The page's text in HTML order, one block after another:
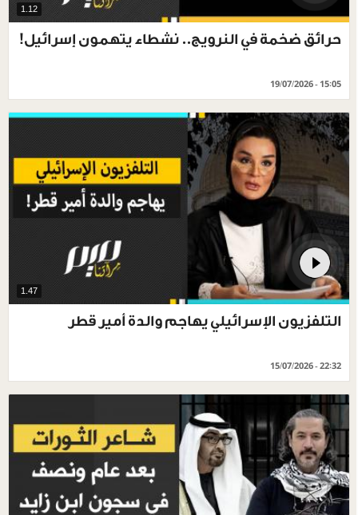
1.12
حرائق ضخمة في النرويج.. نشطاء يتهمون إسرائيل!
19/07/2026 - 15:05
1.47
التلفزيون الإسرائيلي يهاجم والدة أمير قطر
15/07/2026 - 22:32